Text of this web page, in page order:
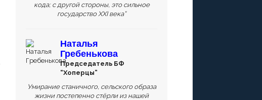
кода; с другой стороны, это сильное
государство XXI века”
Наталья
Гребенькова
Председатель БФ
“Хоперцы”
Умирание станичного, сельского образа
жизни постепенно стёрли из нашей